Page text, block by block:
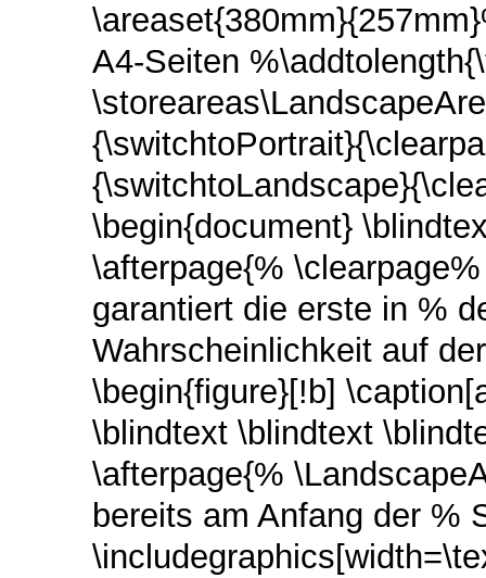
A4-Seiten
\begin{document}
\afterpage{%
garantiert die erste in %
Wahrscheinlichkeit auf
\begin{figure}[!b]
\blindtext \blindtext
\afterpage{%
bereits am Anfang der %